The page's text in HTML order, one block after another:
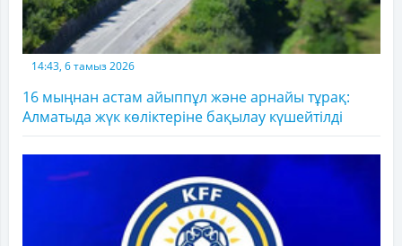
14:43, 6 тамыз 2026
16 мыңнан астам айыппұл және арнайы тұрақ:
Алматыда жүк көліктеріне бақылау күшейтілді